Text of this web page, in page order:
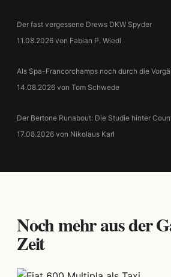
Der fast vergessene Drews DKW Spyder
11.08.2026 von Fabian P. Wiedl
Als Spa-Francorchamps noch durch die
14.08.2026 von Tom Schwede
Der Bertone Runabout: Die Studie hinter
17.08.2026 von Nikolaus Karl
Noch mehr aus der
Zeit